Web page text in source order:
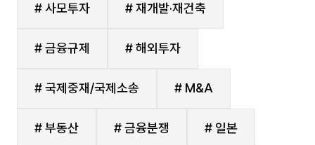
# 사모투자 # 재개발·재건축
# 금융규제 # 해외투자
# 국제중재/국제소송 # M&A
# 부동산 # 금융분쟁 # 일본